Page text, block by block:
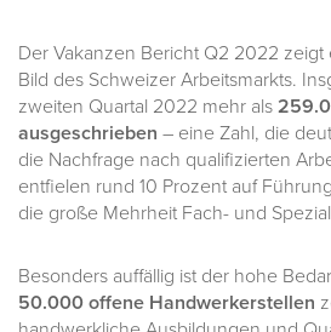
Der Vakanzen Bericht Q2 2022
Bild des Schweizer Arbeitsmarkts.
zweiten Quartal 2022 mehr als
ausgeschrieben – eine Zahl, die
die Nachfrage nach qualifizierten
entfielen rund 10 Prozent auf
die große Mehrheit Fach- und
Besonders auffällig ist der hohe
50.000 offene Handwerkerstellen